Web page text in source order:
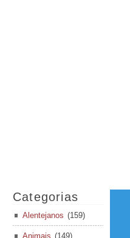
Categorias
Alentejanos (159)
Animais (149)